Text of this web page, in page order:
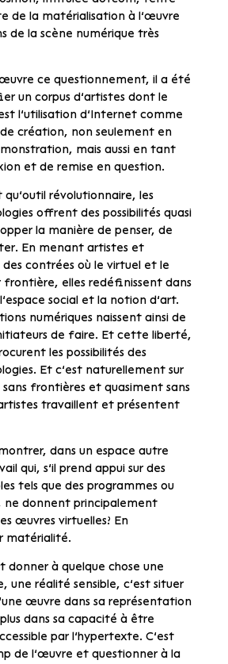
de la matérialisation à l’œuvre
de la scène numérique très
ce questionnement, il a été
un corpus d’artistes dont le
l’utilisation d’Internet comme
création, non seulement en
mais aussi en tant
et de remise en question.
révolutionnaire, les
offrent des possibilités quasi
la manière de penser, de
En menant artistes et
contrées où le virtuel et le
frontière, elles redéfinissent dans
social et la notion d’art.
numériques naissent ainsi de
de faire. Et cette liberté,
les possibilités des
Et c’est naturellement sur
frontières et quasiment sans
travaillent et présentent
dans un espace autre
qui, s’il prend appui sur des
tels que des programmes ou
ne donnent principalement
œuvres virtuelles? En
matérialité.
donner à quelque chose une
une réalité sensible, c’est situer
œuvre dans sa représentation
dans sa capacité à être
par l’hypertexte. C’est
de l’œuvre et questionner à la